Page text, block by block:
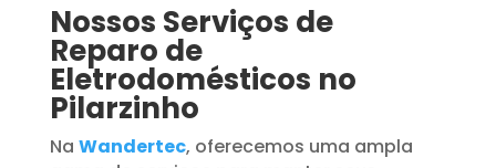
Nossos Serviços de
Reparo de
Eletrodomésticos no
Pilarzinho
Na Wandertec, oferecemos uma ampla